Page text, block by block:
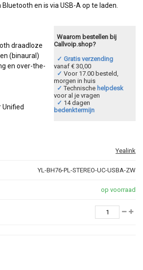
Bluetooth en is via USB-A op te laden.
draadloze
(binaural)
en over-the-
Unified
Waarom bestellen bij
Callvoip.shop?
✓ Gratis verzending
vanaf € 30,00
✓ Voor 17.00 besteld,
morgen in huis
✓ Technische helpdesk
voor al je vragen
✓ 14 dagen
bedenktermijn
Yealink
YL-BH76-PL-STEREO-UC-USBA-ZW
op voorraad